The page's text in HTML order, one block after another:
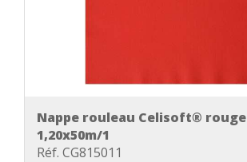
Nappe rouleau Celisoft® rouge
1,20x50m/1
Réf. CG815011